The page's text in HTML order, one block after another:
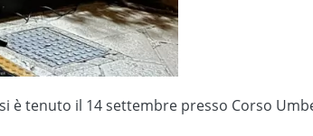
tenuto il 14 settembre presso Corso